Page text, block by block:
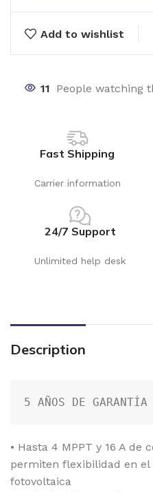
Add to wishlist
11 People watching
Fast Shipping
Carrier information
24/7 Support
Unlimited help desk
Description
5 AÑOS DE GARANTÍA
• Hasta 4 MPPT y 16 A de
permiten flexibilidad en
fotovoltaica